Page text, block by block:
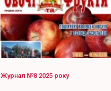
Журнал №8 2025 року